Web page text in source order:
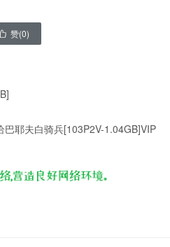
赞(0)
耶夫白骑兵[103P2V-1.04GB]VIP